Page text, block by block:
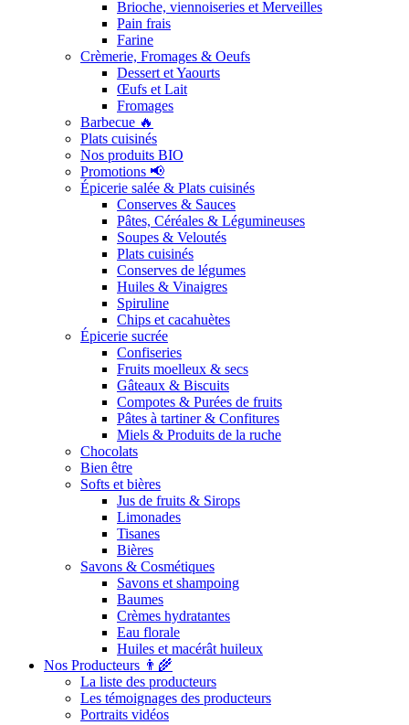
Brioche, viennoiseries et Merveilles
Pain frais
Farine
Crèmerie, Fromages & Oeufs
Dessert et Yaourts
Œufs et Lait
Fromages
Barbecue 🔥
Plats cuisinés
Nos produits BIO
Promotions 📢
Épicerie salée & Plats cuisinés
Conserves & Sauces
Pâtes, Céréales & Légumineuses
Soupes & Veloutés
Plats cuisinés
Conserves de légumes
Huiles & Vinaigres
Spiruline
Chips et cacahuètes
Épicerie sucrée
Confiseries
Fruits moelleux & secs
Gâteaux & Biscuits
Compotes & Purées de fruits
Pâtes à tartiner & Confitures
Miels & Produits de la ruche
Chocolats
Bien être
Softs et bières
Jus de fruits & Sirops
Limonades
Tisanes
Bières
Savons & Cosmétiques
Savons et shampoing
Baumes
Crèmes hydratantes
Eau florale
Huiles et macérât huileux
Nos Producteurs 👨‍🌾
La liste des producteurs
Les témoignages des producteurs
Portraits vidéos